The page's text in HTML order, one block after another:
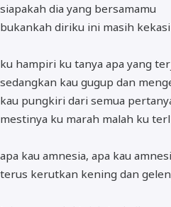
siapakah dia yang bersamamu
bukankah diriku ini masih
ku hampiri ku tanya apa yang
sedangkan kau gugup dan
kau pungkiri dari semua
mestinya ku marah malah ku
apa kau amnesia, apa kau
terus kerutkan kening dan